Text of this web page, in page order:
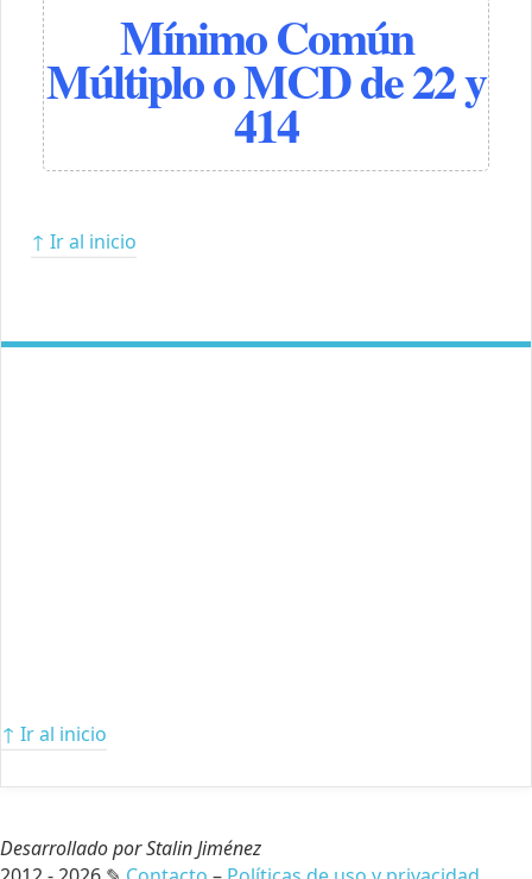
Mínimo Común
Múltiplo o MCD de 22 y
414
↑ Ir al inicio
↑ Ir al inicio
Desarrollado por Stalin Jiménez